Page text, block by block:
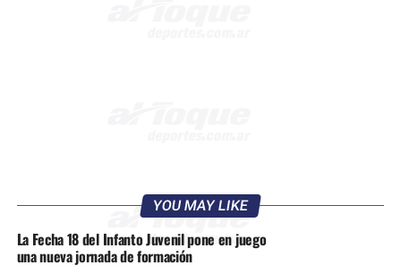
YOU MAY LIKE
La Fecha 18 del Infanto Juvenil pone en juego
una nueva jornada de formación